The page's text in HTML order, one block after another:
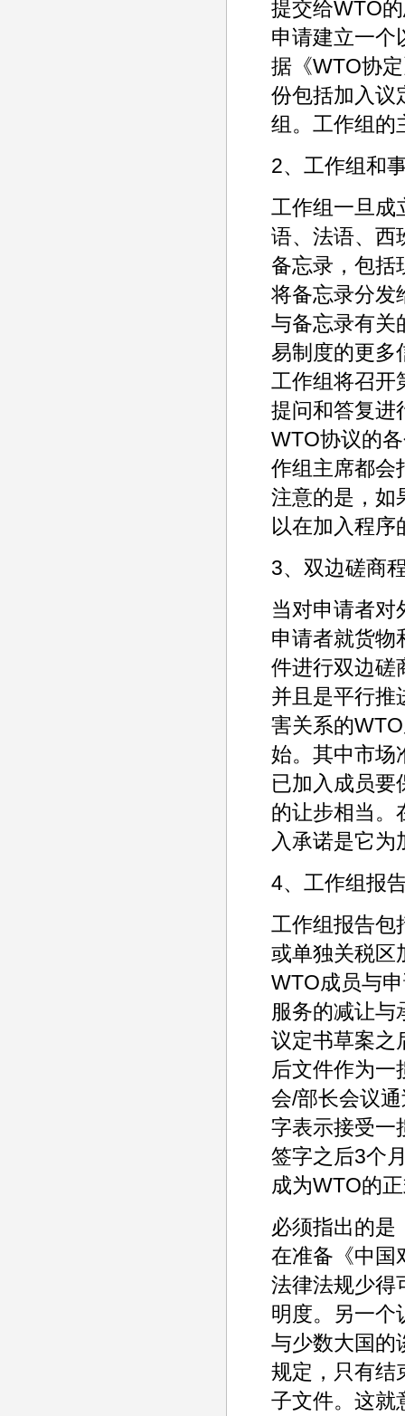
提交给WTO
申请建立一个
据《WTO协
份包括加入议
组。工作组的
2、工作组和
工作组一旦成
语、法语、西
备忘录，包括
将备忘录分发
与备忘录有关
易制度的更多
工作组将召开
提问和答复进
WTO协议的
作组主席都会
注意的是，如
以在加入程
3、双边磋商
当对申请者对
申请者就货物
件进行双边磋
并且是平行推
害关系的
始。其中市场
已加入成员要
的让步相当。
入承诺是它
4、工作组报
工作组报告包
或单独关税区
WTO成员与
服务的减让与
议定书草案之
后文件作为一
会/部长会议
字表示接受一
签字之后3个
成为WTO的
必须指出的是
在准备《中国
法律法规少得
明度。另一个
与少数大国的
规定，只有结
子文件。这就